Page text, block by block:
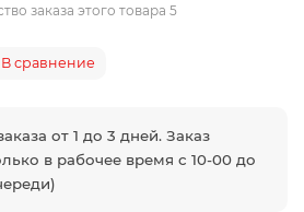
заказа этого товара 5
В сравнение
от 1 до 3 дней. Заказ
в рабочее время с 10-00 до